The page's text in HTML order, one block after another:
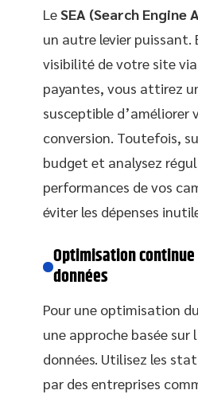
LeSEA (Search Engine
un autre levier
visibilité de votre site
payantes, vous attirez
susceptible d’améliorer
conversion. Toutefois,
budget et analysez
performances de vos
éviter les dépenses
Optimisation
données
Pour une optimisation
une approche basée sur
données. Utilisez les
par des entreprises